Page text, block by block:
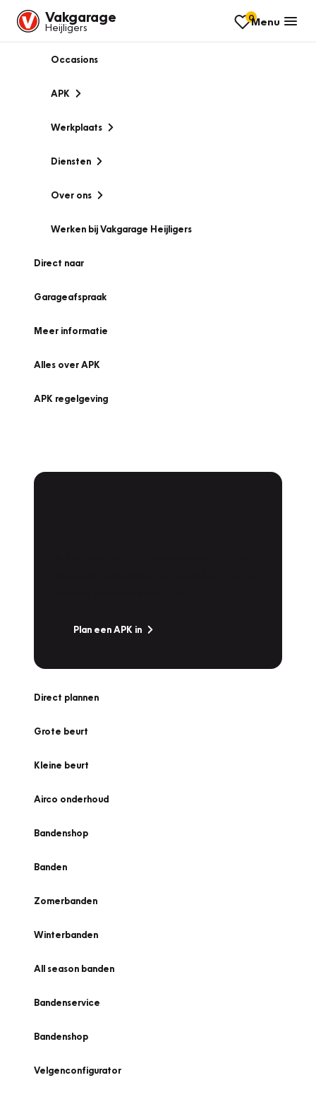
Vakgarage
Heijligers
0Menu
Occasions
APK
Werkplaats
Diensten
Over ons
Werken bij Vakgarage Heijligers
Direct naar
Garageafspraak
Meer informatie
Alles over APK
APK regelgeving
Plan een APK in
Direct plannen
Grote beurt
Kleine beurt
Airco onderhoud
Bandenshop
Banden
Zomerbanden
Winterbanden
All season banden
Bandenservice
Bandenshop
Velgenconfigurator